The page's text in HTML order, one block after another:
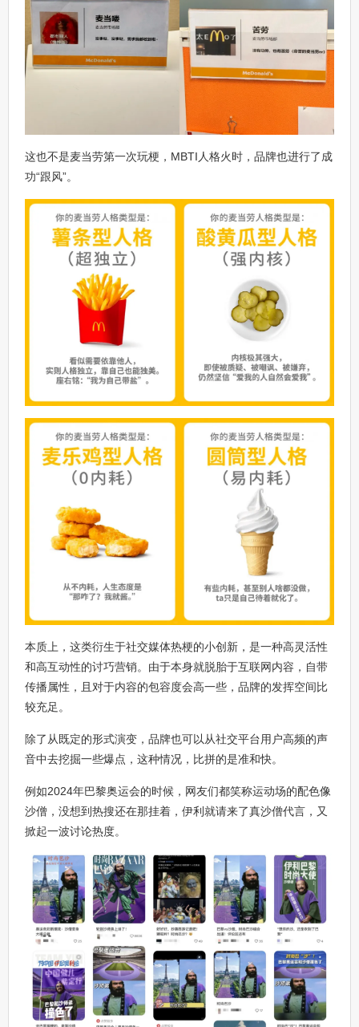
这也不是麦当劳第一次玩梗，MBTI人格火时，品牌也进行了成
功“跟风”。
本质上，这类衍生于社交媒体热梗的小创新，是一种高灵活性
和高互动性的讨巧营销。由于本身就脱胎于互联网内容，自带
传播属性，且对于内容的包容度会高一些，品牌的发挥空间比
较充足。
除了从既定的形式演变，品牌也可以从社交平台用户高频的声
音中去挖掘一些爆点，这种情况，比拼的是准和快。
例如2024年巴黎奥运会的时候，网友们都笑称运动场的配色像
沙僧，没想到热搜还在那挂着，伊利就请来了真沙僧代言，又
掀起一波讨论热度。